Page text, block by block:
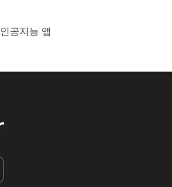
인공지능 앱